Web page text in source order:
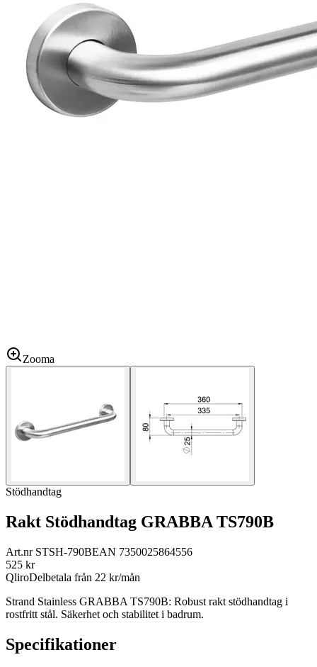
Zooma
Stödhandtag
Rakt Stödhandtag GRABBA TS790B
Art.nr STSH-790BEAN 7350025864556
525 kr
QliroDelbetala från 22 kr/mån
Strand Stainless GRABBA TS790B: Robust rakt stödhandtag i
rostfritt stål. Säkerhet och stabilitet i badrum.
Specifikationer